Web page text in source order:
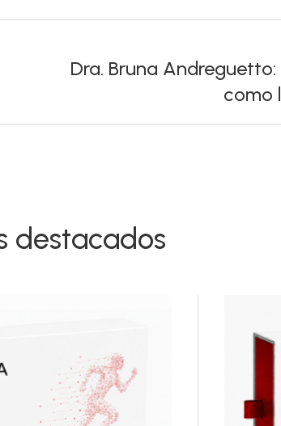
Dra. Bruna
como
destacados